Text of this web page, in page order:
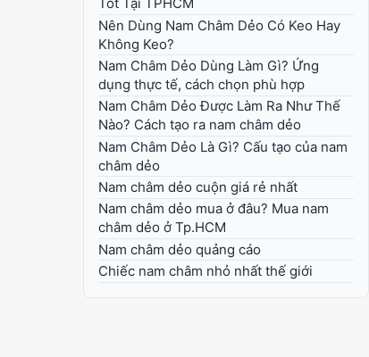
Nên Dùng Nam Châm Dẻo Có Keo Hay
Không Keo?
Nam Châm Dẻo Dùng Làm Gì? Ứng
dụng thực tế, cách chọn phù hợp
Nam Châm Dẻo Được Làm Ra Như Thế
Nào? Cách tạo ra nam châm dẻo
Nam Châm Dẻo Là Gì? Cấu tạo của nam
châm dẻo
Nam châm dẻo cuộn giá rẻ nhất
Nam châm dẻo mua ở đâu? Mua nam
châm dẻo ở Tp.HCM
Nam châm dẻo quảng cáo
Chiếc nam châm nhỏ nhất thế giới